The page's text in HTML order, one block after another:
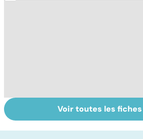
Tout savoir sur
les infections
Voir toutes les